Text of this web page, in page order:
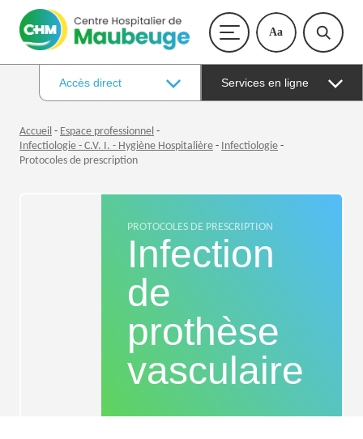
Aa
Accès direct Services en ligne
Accueil - Espace professionnel -
Infectiologie - C.V. I. - Hygiène Hospitalière - Infectiologie -
Protocoles de prescription
PROTOCOLES DE PRESCRIPTION
Infection
de
prothèse
vasculaire